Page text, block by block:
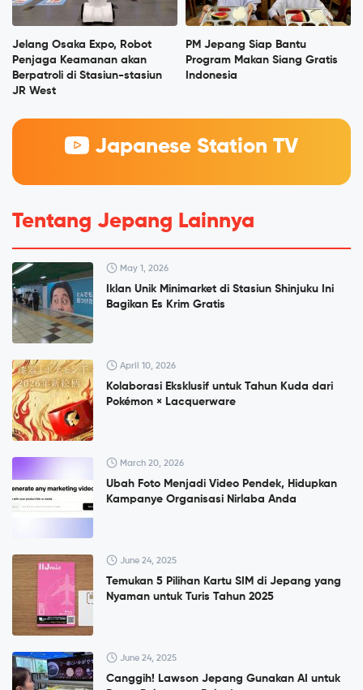
Jelang Osaka Expo, Robot
Penjaga Keamanan akan
Berpatroli di Stasiun-stasiun
JR West
PM Jepang Siap Bantu
Program Makan Siang Gratis
Indonesia
Japanese Station TV
Tentang Jepang Lainnya
May 1, 2026
Iklan Unik Minimarket di Stasiun Shinjuku Ini
Bagikan Es Krim Gratis
April 10, 2026
Kolaborasi Eksklusif untuk Tahun Kuda dari
Pokémon × Lacquerware
March 20, 2026
Ubah Foto Menjadi Video Pendek, Hidupkan
Kampanye Organisasi Nirlaba Anda
June 24, 2025
Temukan 5 Pilihan Kartu SIM di Jepang yang
Nyaman untuk Turis Tahun 2025
June 24, 2025
Canggih! Lawson Jepang Gunakan AI untuk